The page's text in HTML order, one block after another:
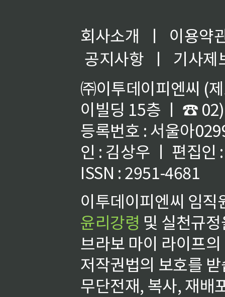
회사소개 ㅣ
이용약
공지사항
ㅣ
기사제
㈜이투데이피엔씨 (
이빌딩 15층 ㅣ ☎
등록번호 : 서울아
인 : 김상우 ㅣ 편집인
ISSN : 2951-4681
이투데이피엔씨 임
윤리강령 및 실천규
브라보 마이 라이프
저작권법의 보호를
무단전재, 복사, 재배